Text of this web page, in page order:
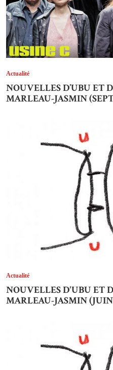
Actualité
NOUVELLES D’UBU ET
MARLEAU-JASMIN
Actualité
NOUVELLES D'UBU ET
MARLEAU-JASMIN